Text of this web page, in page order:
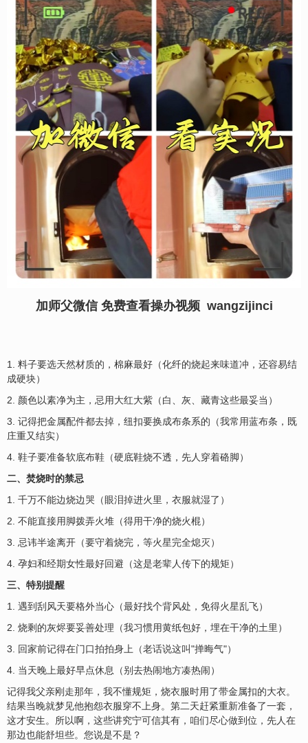
加师父微信 免费查看操办视频 wangzijinci
1. 料子要选天然材质的，棉麻最好（化纤的烧起来味道冲，还容易结
成硬块）
2. 颜色以素净为主，忌用大红大紫（白、灰、藏青这些最妥当）
3. 记得把金属配件都去掉，纽扣要换成布条系的（我常用蓝布条，既
庄重又结实）
4. 鞋子要准备软底布鞋（硬底鞋烧不透，先人穿着硌脚）
二、焚烧时的禁忌
1. 千万不能边烧边哭（眼泪掉进火里，衣服就湿了）
2. 不能直接用脚拨弄火堆（得用干净的烧火棍）
3. 忌讳半途离开（要守着烧完，等火星完全熄灭）
4. 孕妇和经期女性最好回避（这是老辈人传下的规矩）
三、特别提醒
1. 遇到刮风天要格外当心（最好找个背风处，免得火星乱飞）
2. 烧剩的灰烬要妥善处理（我习惯用黄纸包好，埋在干净的土里）
3. 回家前记得在门口拍拍身上（老话说这叫"掸晦气"）
4. 当天晚上最好早点休息（别去热闹地方凑热闹）
记得我父亲刚走那年，我不懂规矩，烧衣服时用了带金属扣的大衣。
结果当晚就梦见他抱怨衣服穿不上身。第二天赶紧重新准备了一套，
这才安生。所以啊，这些讲究宁可信其有，咱们尽心做到位，先人在
那边也能舒坦些。您说是不是？